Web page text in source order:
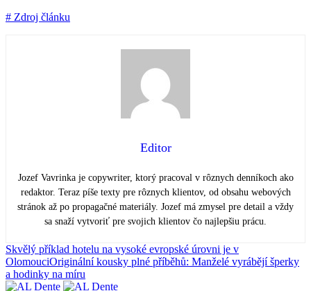
# Zdroj článku
Editor
Jozef Vavrinka je copywriter, ktorý pracoval v rôznych denníkoch ako
redaktor. Teraz píše texty pre rôznych klientov, od obsahu webových
stránok až po propagačné materiály. Jozef má zmysel pre detail a vždy
sa snaží vytvoriť pre svojich klientov čo najlepšiu prácu.
Skvělý příklad hotelu na vysoké evropské úrovni je v
OlomouciOriginální kousky plné příběhů: Manželé vyrábějí šperky
a hodinky na míru